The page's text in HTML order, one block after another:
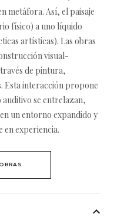
metáfora. Así, el paisaje
físico) a uno líquido
artísticas). Las obras
visual-
de pintura,
Esta interacción propone
auditivo se entrelazan,
un entorno expandido y
en experiencia.